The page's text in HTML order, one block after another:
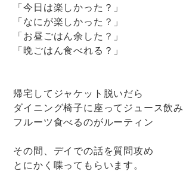
「今日は楽しかった？」
「なにが楽しかった？」
「お昼ごはん余した？」
「晩ごはん食べれる？」
帰宅してジャケット脱いだら
ダイニング椅子に座ってジュース飲み
フルーツ食べるのがルーティン
その間、デイでの話を質問攻め
とにかく喋ってもらいます。